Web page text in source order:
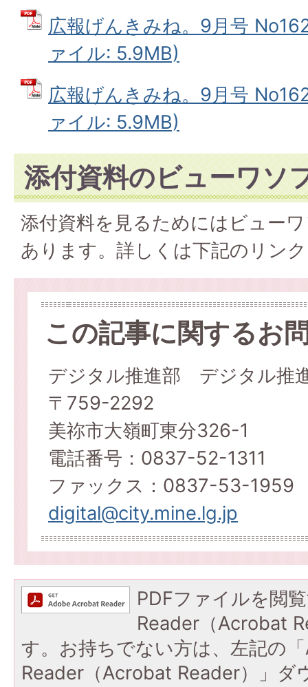
広報げんきみね。9月号
ァイル: 5.9MB)
広報げんきみね。9月号
ァイル: 5.9MB)
添付資料のビューワソ
添付資料を見るためにはビュー
あります。詳しくは下記のリン
この記事に関するお
デジタル推進部 デジタル推
〒759-2292
美祢市大嶺町東分326-1
電話番号：0837-52-1311
ファックス：0837-53-1959
digital@city.mine.lg.jp
PDFファイルを閲
Reader（Acrobat
す。お持ちでない方は、左記の
Reader（Acrobat Reader）」ダ